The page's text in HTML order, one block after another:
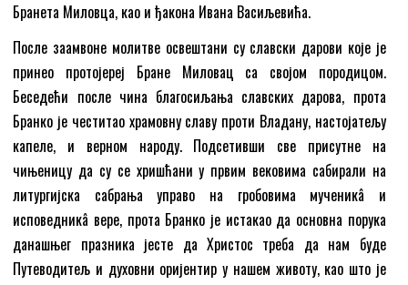
Бранета Миловца, као и ђакона Ивана Васиљевића.
После заамвоне молитве освештани су славски дарови које је
принео протојереј Бране Миловац са својом породицом.
Беседећи после чина благосиљања славских дарова, прота
Бранко је честитао храмовну славу проти Владану, настојатељу
капеле, и верном народу. Подсетивши све присутне на
чињеницу да су се хришћани у првим вековима сабирали на
литургијска сабрања управо на гробовима мученикâ и
исповедникâ вере, прота Бранко је истакао да основна порука
данашњег празника јесте да Христос треба да нам буде
Путеводитељ и духовни оријентир у нашем животу, као што је